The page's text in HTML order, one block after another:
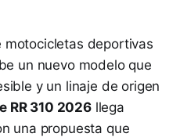
motocicletas deportivas
un nuevo modelo que
y un linaje de origen
RR 310 2026llega
una propuesta que